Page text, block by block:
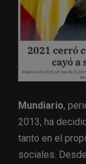
Mundiario,
2013, ha
tanto en el
sociales.